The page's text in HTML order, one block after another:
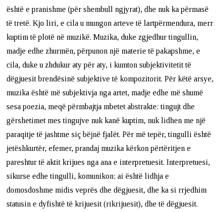
është e pranishme (për shembull ngjyrat), dhe nuk ka përmasë
të tretë. Kjo liri, e cila u mungon arteve të lartpërmendura, merr
kuptim të plotë në muzikë. Muzika, duke zgjedhur tingullin,
madje edhe zhurmën, përpunon një materie të pakapshme, e
cila, duke u zhdukur aty për aty, i kumton subjektivitetit të
dëgjuesit brendësinë subjektive të kompozitorit. Për këtë arsye,
muzika është më subjektivja nga artet, madje edhe më shumë
sesa poezia, meqë përmbajtja mbetet abstrakte: tingujt dhe
gërshetimet mes tingujve nuk kanë kuptim, nuk lidhen me një
paraqitje të jashtme siç bëjnë fjalët. Për më tepër, tingulli është
jetëshkurtër, efemer, prandaj muzika kërkon përtëritjen e
pareshtur të aktit krijues nga ana e interpretuesit. Interpretuesi,
sikurse edhe tingulli, komunikon; ai është lidhja e
domosdoshme midis veprës dhe dëgjuesit, dhe ka si rrjedhim
statusin e dyfishtë të krijuesit (rikrijuesit), dhe të dëgjuesit.